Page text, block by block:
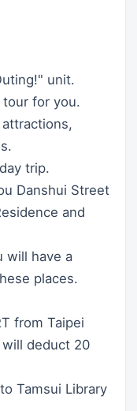
unit.
tour for you.
trip.
Danshui Street
and
will have a
places.
from Taipei
deduct 20
Tamsui Library